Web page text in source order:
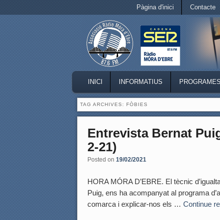
Pàgina d'inici Contacte
MAIN MENU
SKIP TO PRIMARY CONTENT
SKIP TO SECONDARY CONTENT
INICI INFORMATIUS PROGRAMES
TAG ARCHIVES: FÒBIES
Entrevista Bernat
2-21)
Posted on 19/02/2021
HORA MÓRA D’EBRE. El tècnic
Puig, ens ha acompanyat al programa
comarca i explicar-nos els … Continue